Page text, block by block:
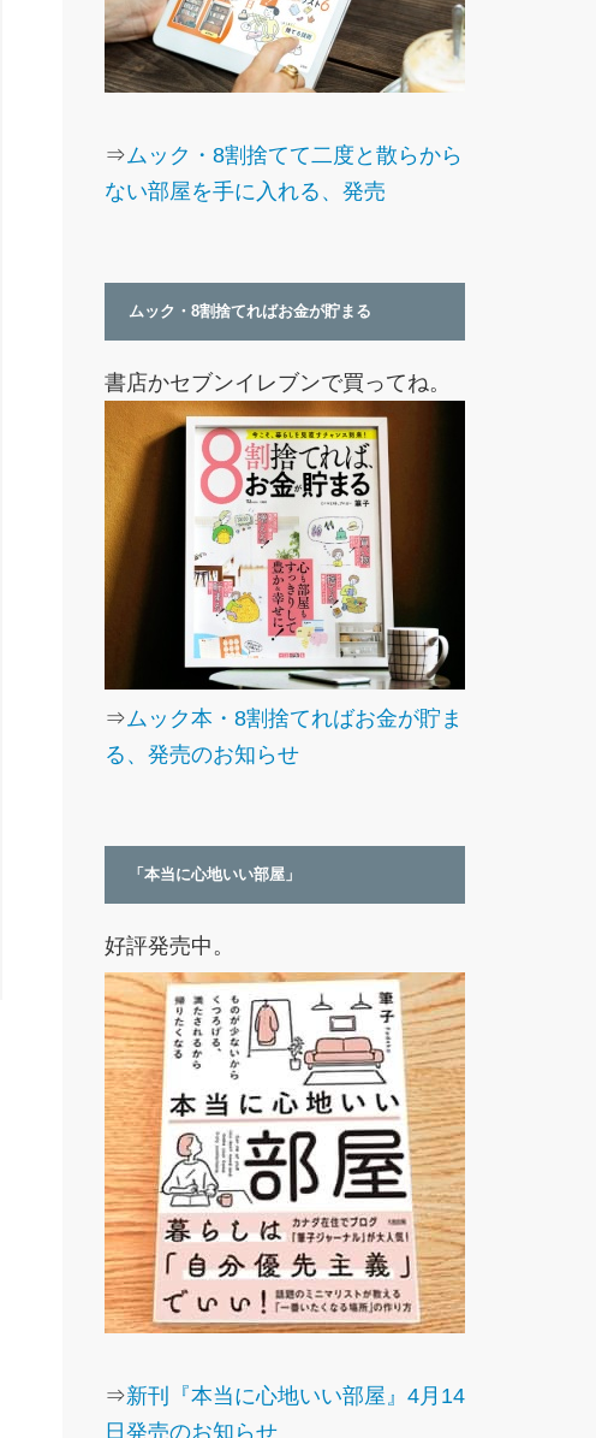
⇒ムック・8割捨てて二度と散らから
ない部屋を手に入れる、発売
ムック・8割捨てればお金が貯まる
書店かセブンイレブンで買ってね。
⇒ムック本・8割捨てればお金が貯ま
る、発売のお知らせ
「本当に心地いい部屋」
好評発売中。
⇒新刊『本当に心地いい部屋』4月14
日発売のお知らせ